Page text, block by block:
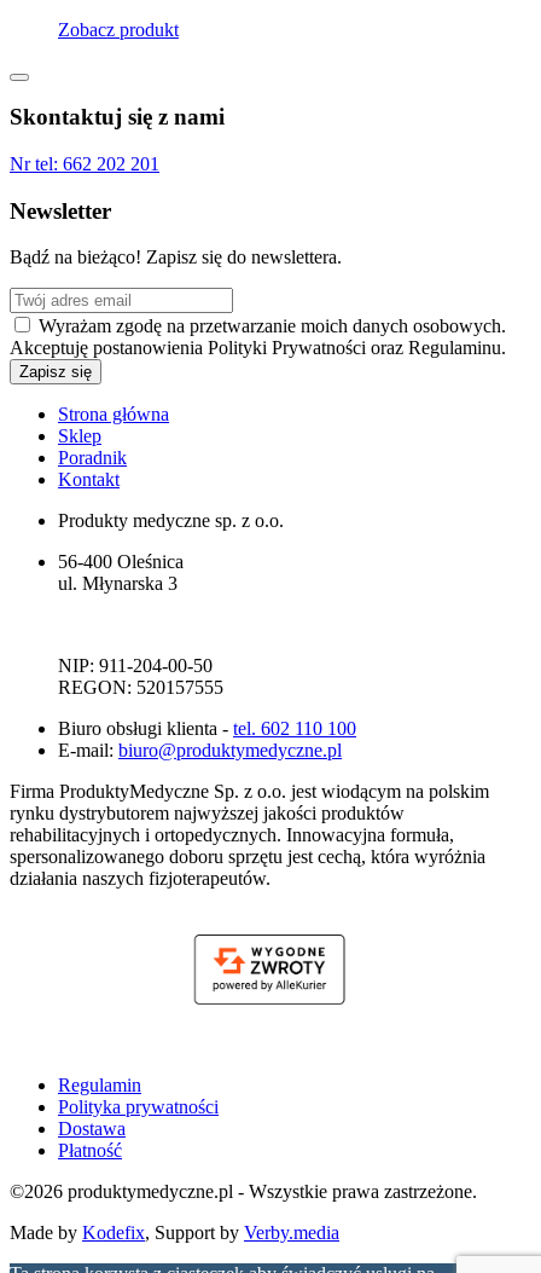
Zobacz produkt
Skontaktuj się z nami
Nr tel: 662 202 201
Newsletter
Bądź na bieżąco! Zapisz się do newslettera.
Wyrażam zgodę na przetwarzanie moich danych osobowych.
Akceptuję postanowienia Polityki Prywatności oraz Regulaminu.
Strona główna
Sklep
Poradnik
Kontakt
Produkty medyczne sp. z o.o.
56-400 Oleśnica
ul. Młynarska 3
NIP: 911-204-00-50
REGON: 520157555
Biuro obsługi klienta - tel. 602 110 100
E-mail: biuro@produktymedyczne.pl
Firma ProduktyMedyczne Sp. z o.o. jest wiodącym na polskim
rynku dystrybutorem najwyższej jakości produktów
rehabilitacyjnych i ortopedycznych. Innowacyjna formuła,
spersonalizowanego doboru sprzętu jest cechą, która wyróżnia
działania naszych fizjoterapeutów.
Regulamin
Polityka prywatności
Dostawa
Płatność
©2026 produktymedyczne.pl - Wszystkie prawa zastrzeżone.
Made by Kodefix, Support by Verby.media